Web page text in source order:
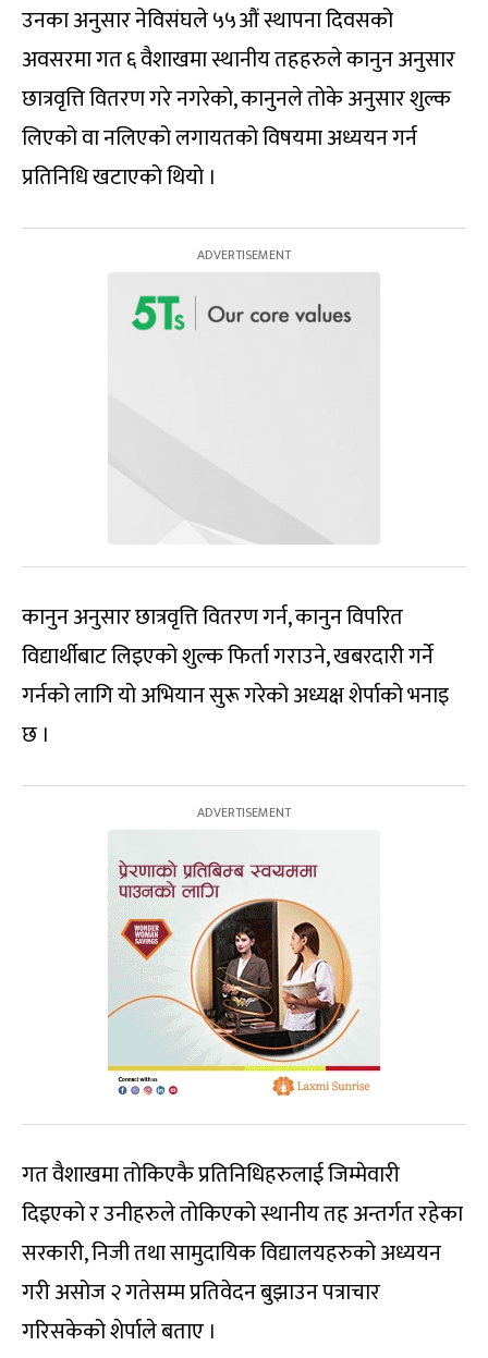
उनका अनुसार नेविसंघले ५५औं स्थापना दिवसको
अवसरमा गत ६ वैशाखमा स्थानीय तहहरुले कानुन अनुसार
छात्रवृत्ति वितरण गरे नगरेको, कानुनले तोके अनुसार शुल्क
लिएको वा नलिएको लगायतको विषयमा अध्ययन गर्न
प्रतिनिधि खटाएको थियो ।
कानुन अनुसार छात्रवृत्ति वितरण गर्न, कानुन विपरित
विद्यार्थीबाट लिइएको शुल्क फिर्ता गराउने, खबरदारी गर्ने
गर्नको लागि यो अभियान सुरू गरेको अध्यक्ष शेर्पाको भनाइ
छ ।
गत वैशाखमा तोकिएकै प्रतिनिधिहरुलाई जिम्मेवारी
दिइएको र उनीहरुले तोकिएको स्थानीय तह अन्तर्गत रहेका
सरकारी, निजी तथा सामुदायिक विद्यालयहरुको अध्ययन
गरी असोज २ गतेसम्म प्रतिवेदन बुझाउन पत्राचार
गरिसकेको शेर्पाले बताए ।